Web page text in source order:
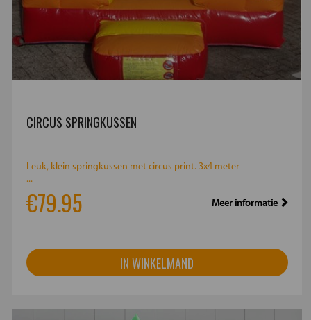
CIRCUS SPRINGKUSSEN
Leuk, klein springkussen met circus print. 3x4 meter
...
€79.95 Meer informatie
IN WINKELMAND